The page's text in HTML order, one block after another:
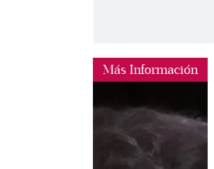
Más Información